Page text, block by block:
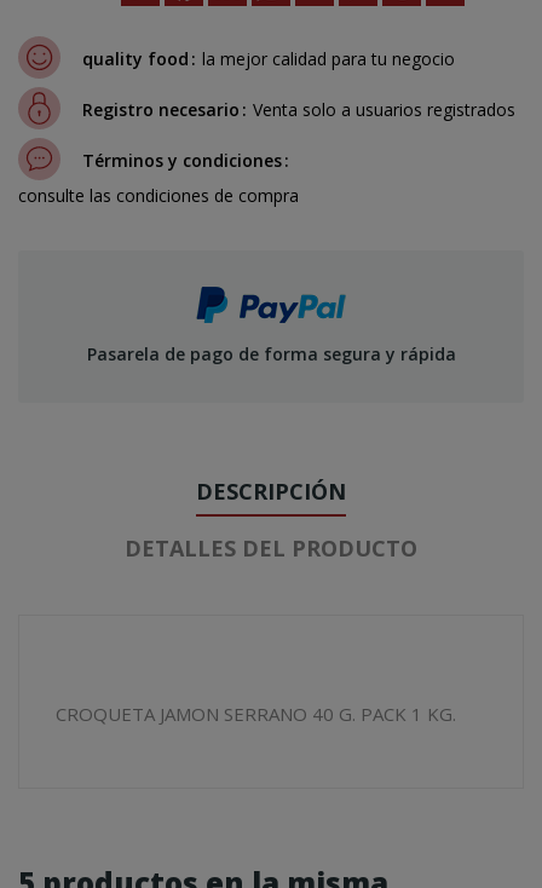
quality food la mejor calidad para tu negocio
Registro necesario Venta solo a usuarios registrados
Términos y condiciones
consulte las condiciones de compra
Pasarela de pago de forma segura y rápida
DESCRIPCIÓN
DETALLES DEL PRODUCTO
CROQUETA JAMON SERRANO 40 G. PACK 1 KG.